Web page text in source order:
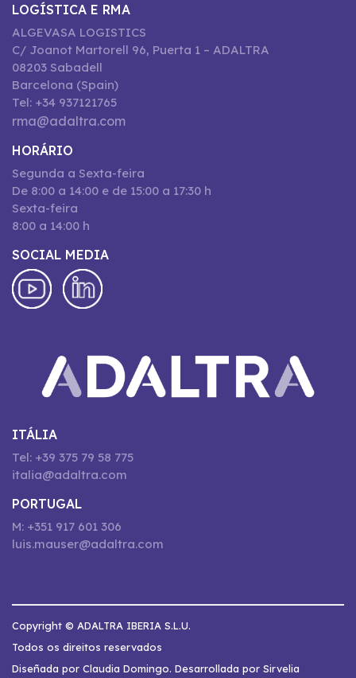
LOGÍSTICA E RMA
ALGEVASA LOGISTICS
C/ Joanot Martorell 96, Puerta 1 – ADALTRA
08203 Sabadell
Barcelona (Spain)
Tel: +34 937121765
rma@adaltra.com
HORÁRIO
Segunda a Sexta-feira
De 8:00 a 14:00 e de 15:00 a 17:30 h
Sexta-feira
8:00 a 14:00 h
SOCIAL MEDIA
ITÁLIA
Tel: +39 375 79 58 775
italia@adaltra.com
PORTUGAL
M: +351 917 601 306
luis.mauser@adaltra.com
Copyright © ADALTRA IBERIA S.L.U.
Todos os direitos reservados
Diseñada por Claudia Domingo. Desarrollada por Sirvelia